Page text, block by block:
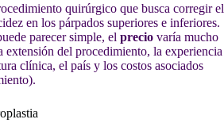
quirúrgico que busca corregir el
en los párpados superiores e inferiores.
parecer simple, el precio varía mucho
extensión del procedimiento, la experiencia
clínica, el país y los costos asociados